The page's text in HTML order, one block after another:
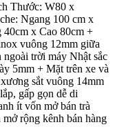
Thước: W80 x
Ngang 100 cm x
40cm x Cao 80cm +
vuông 12mm giữa
trời máy Nhật sắc
5mm + Mặt trên xe và
sắt vuông 14mm
gấp gọn dễ di
ít vốn mở bán trà
rộng kênh bán hàng